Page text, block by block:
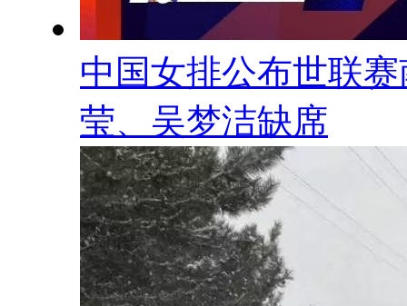
中国女排公布世联
莹、吴梦洁缺席